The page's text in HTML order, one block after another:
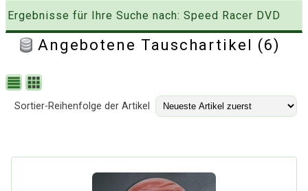
Ergebnisse für Ihre Suche nach: Speed Racer DVD
Angebotene Tauschartikel (6)
Sortier-Reihenfolge der Artikel